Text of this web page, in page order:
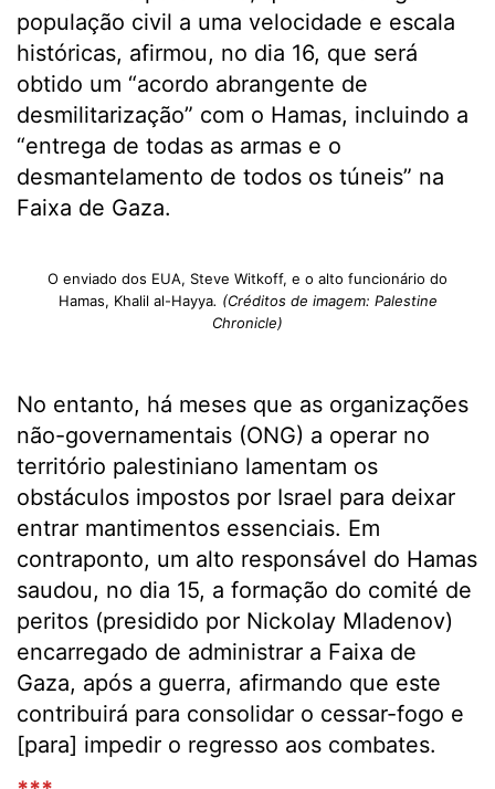
população civil a uma velocidade e escala
históricas, afirmou, no dia 16, que será
obtido um “acordo abrangente de
desmilitarização” com o Hamas, incluindo a
“entrega de todas as armas e o
desmantelamento de todos os túneis” na
Faixa de Gaza.
O enviado dos EUA, Steve Witkoff, e o alto funcionário do
Hamas, Khalil al-Hayya. (Créditos de imagem: Palestine
Chronicle)
No entanto, há meses que as organizações
não-governamentais (ONG) a operar no
território palestiniano lamentam os
obstáculos impostos por Israel para deixar
entrar mantimentos essenciais. Em
contraponto, um alto responsável do Hamas
saudou, no dia 15, a formação do comité de
peritos (presidido por Nickolay Mladenov)
encarregado de administrar a Faixa de
Gaza, após a guerra, afirmando que este
contribuirá para consolidar o cessar-fogo e
[para] impedir o regresso aos combates.